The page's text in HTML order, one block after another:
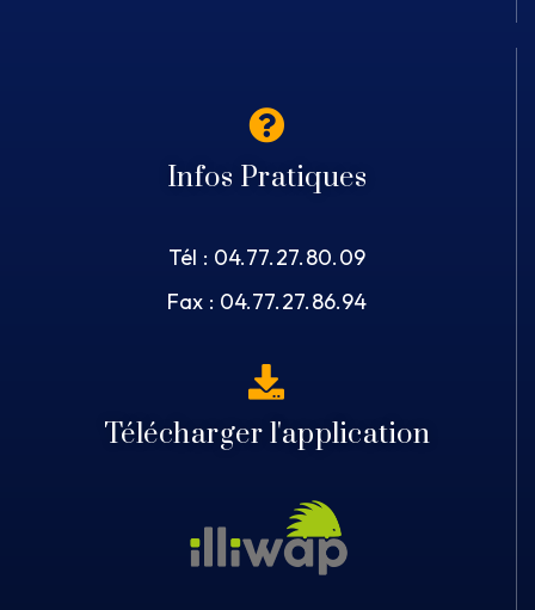
Infos Pratiques
Tél : 04.77.27.80.09
Fax : 04.77.27.86.94
Télécharger l'application